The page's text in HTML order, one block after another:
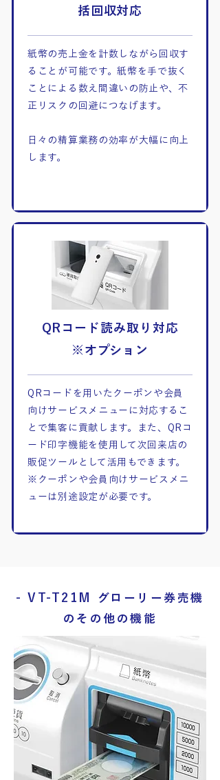
括回収対応
紙幣の売上金を計数しながら回収す
ることが可能です。紙幣を手で抜く
ことによる数え間違いの防止や、不
正リスクの回避につなげます。
日々の精算業務の効率が大幅に向上
します。
QRコード読み取り対応
※オプション
QRコードを用いたクーポンや会員
向けサービスメニューに対応するこ
とで集客に貢献します。また、QRコ
ード印字機能を使用して次回来店の
販促ツールとして活用もできます。
※クーポンや会員向けサービスメニ
ューは別途設定が必要です。
- VT-T21M グローリー券売機
のその他の機能